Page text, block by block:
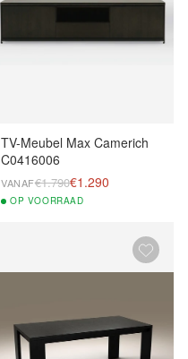
TV-Meubel Max Camerich
C0416006
VANAF€1.790€1.290
OP VOORRAAD